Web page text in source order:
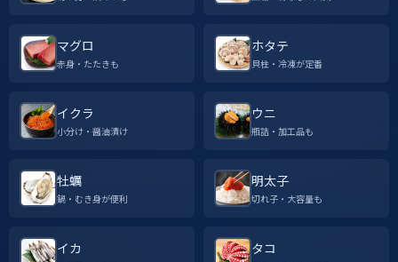
マグロ
赤身・たたきも
ホタテ
貝柱・冷凍が定番
イクラ
小分け・醤油漬け
ウニ
瓶詰・加工品も
牡蠣
鍋・むき身が便利
明太子
切れ子・大容量も
イカ タコ